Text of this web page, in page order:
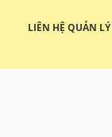
LIÊN HỆ QUẢN LÝ